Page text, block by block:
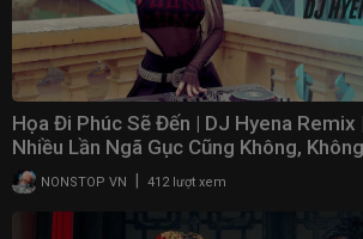
Họa Đi Phúc Sẽ Đến | DJ Hyena Remix
Nhiều Lần Ngã Gục Cũng Không,
NONSTOP VN | 412 lượt xem